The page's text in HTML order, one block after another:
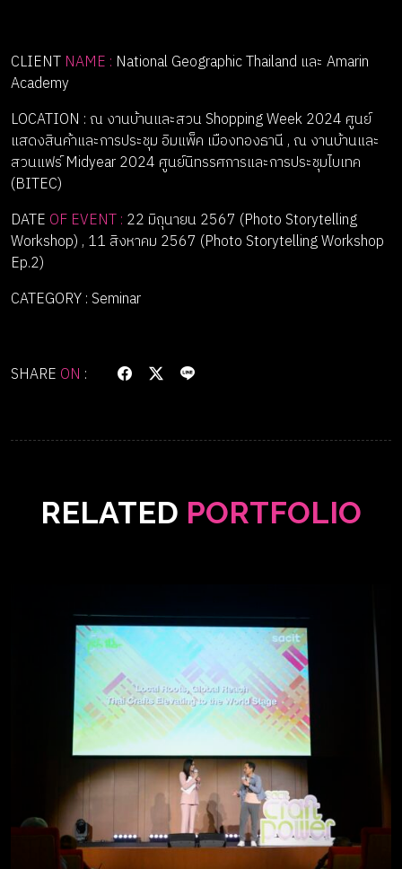
CLIENT NAME : National Geographic Thailand และ Amarin
Academy
LOCATION : ณ งานบ้านและสวน Shopping Week 2024 ศูนย์
แสดงสินค้าและการประชุม อิมแพ็ค เมืองทองธานี , ณ งานบ้านและ
สวนแฟร์ Midyear 2024 ศูนย์นิทรรศการและการประชุมไบเทค
(BITEC)
DATE OF EVENT : 22 มิถุนายน 2567 (Photo Storytelling
Workshop) , 11 สิงหาคม 2567 (Photo Storytelling Workshop
Ep.2)
CATEGORY : Seminar
SHARE ON :
RELATED PORTFOLIO